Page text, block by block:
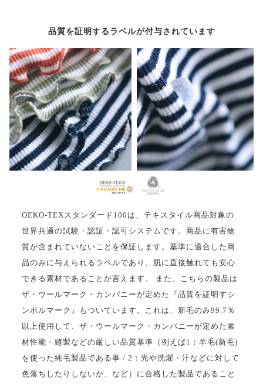
品質を証明するラベルが付与されています
OEKO-TEXスタンダード100は、テキスタイル商品対象の
世界共通の試験・認証・認可システムです。商品に有害物
質が含まれていないことを保証します。基準に適合した商
品のみに与えられるラベルであり、肌に直接触れても安心
できる素材であることが言えます。 また、こちらの製品は
ザ・ウールマーク・カンパニーが定めた『品質を証明すシ
ンボルマーク』もついています。これは、新毛のみ99.7％
以上使用して、ザ・ウールマーク・カンパニーが定めた素
材性能・縫製などの厳しい品質基準（例えば1：羊毛(新毛)
を使った純毛製品である事 / 2：光や洗濯・汗などに対して
色落ちしたりしないか、など）に合格した製品であること